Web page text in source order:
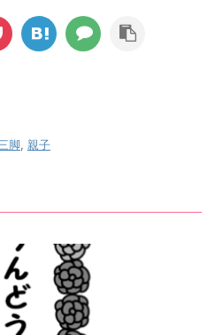
脚, 親子